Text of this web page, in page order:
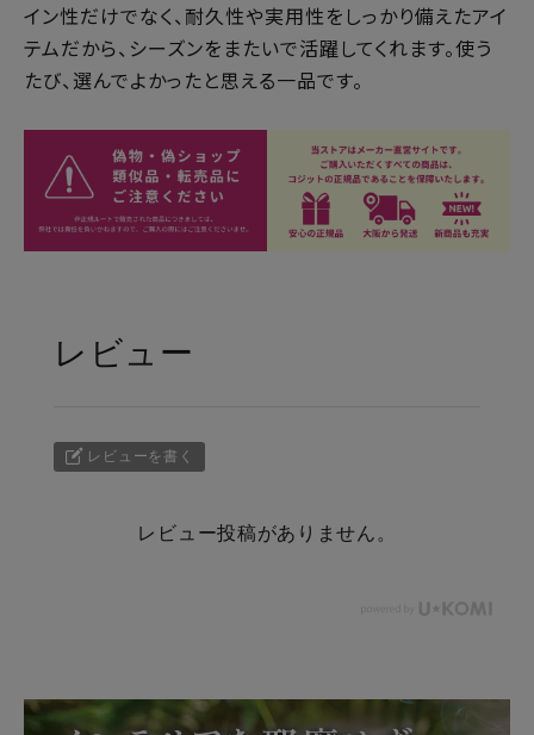
イン性だけでなく、耐久性や実用性をしっかり備えたアイ
テムだから、シーズンをまたいで活躍してくれます。使う
たび、選んでよかったと思える一品です。
レビュー
レビューを書く
レビュー投稿がありません。